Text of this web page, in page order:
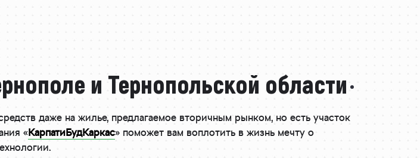
и Тернопольской области
даже на жилье, предлагаемое вторичным рынком, но есть участок
«КарпатиБудКаркас» поможет вам воплотить в жизнь мечту о